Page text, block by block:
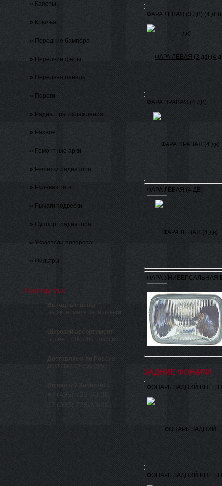
ФАРА ЛЕВАЯ (3 ДВ) (4 ДВ)
ФАРА ПРАВАЯ (4 ДВ)
ФАРА ЛЕВАЯ (4 ДВ)
ФАРА УНИВЕРСАЛЬНАЯ
ЗАДНИЕ ФОНАРИ
ФОНАРЬ ЗАДНИЙ
ФОНАРЬ ЗАДНИЙ
» Капоты
» Крылья
» Передние бампера
» Передние фары
» Передняя панель
» Пороги
» Радиаторы охлаждения
» Разное
» Ремонтные арки
» Решетки радиатора
» Рулевая тяга
» Рычаги подвески
» Суппорт радиатора
» Указатели поворота
» Фильтры
Почему мы:
Выгодные цены
Вы экономите свои деньги
Широкий ассортимент
Более 1 000 000 позиций
Доставляем по России
Доставка от 350 руб.
Вопросы? Звоните!
+7 (495) 723-63-30
+7 (903) 723-63-30